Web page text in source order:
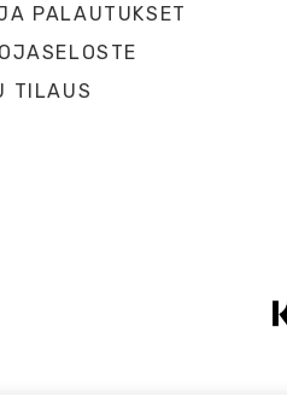
PALAUTUKSET
TILAUS